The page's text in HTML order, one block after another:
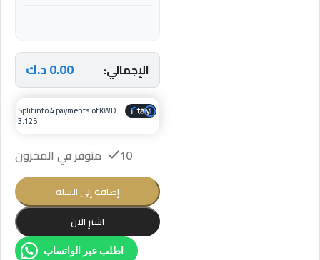
الإجمالي: 0.00د.ك
Split into 4 payments of KWD
3.125
10 متوفر في المخزون
إضافة إلى السلة
اشترِ الآن
اطلب عبر الواتساب